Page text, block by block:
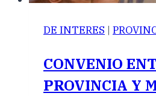
DE INTERES |
CONVENIO
PROVINCIA Y